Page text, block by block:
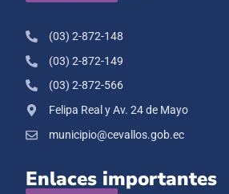
(03) 2-872-148
(03) 2-872-149
(03) 2-872-566
Felipa Real y Av. 24 de Mayo
municipio@cevallos.gob.ec
Enlaces importantes